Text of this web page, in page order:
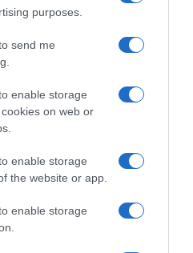
purposes.
send me
enable storage
on web or
enable storage
the website or app.
enable storage
με πρόσκαιρες
– απόγευμα στα
θα είναι τοπικά
ώρες.
νότιες διευθύνσεις
σημειώσει αξιόλογη